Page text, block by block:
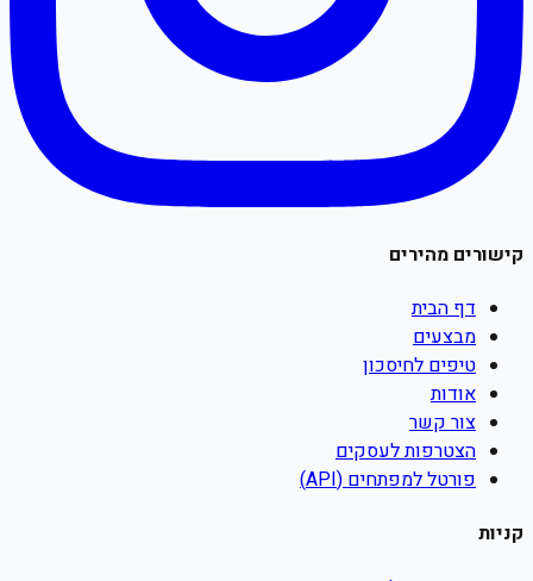
קישורים מהירים
דף הבית
מבצעים
טיפים לחיסכון
אודות
צור קשר
הצטרפות לעסקים
פורטל למפתחים (API)
קניות